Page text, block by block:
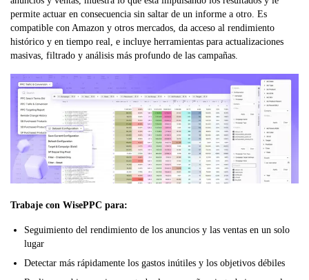
permite actuar en consecuencia sin saltar de un informe a otro. Es
compatible con Amazon y otros mercados, da acceso al rendimiento
histórico y en tiempo real, e incluye herramientas para actualizaciones
masivas, filtrado y análisis más profundo de las campañas.
Trabaje con WisePPC para:
Seguimiento del rendimiento de los anuncios y las ventas en un solo
lugar
Detectar más rápidamente los gastos inútiles y los objetivos débiles